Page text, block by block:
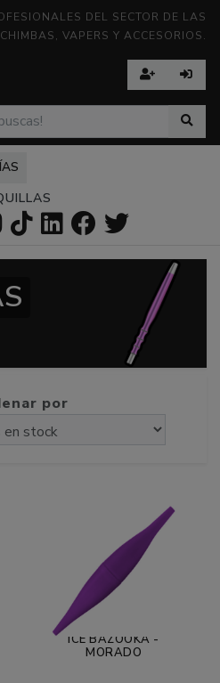
DEL SECTOR DE LAS
VAPERS Y ACCESORIOS.
por
ICE BAZOOKA -
MORADO